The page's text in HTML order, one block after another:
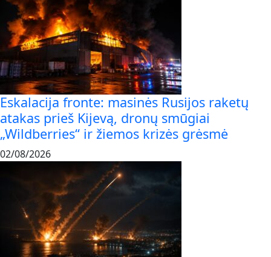
Eskalacija fronte: masinės Rusijos raketų
atakas prieš Kijevą, dronų smūgiai
„Wildberries“ ir žiemos krizės grėsmė
02/08/2026